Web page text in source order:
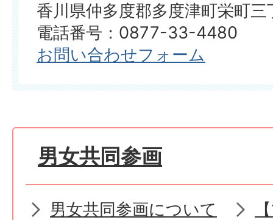
香川県仲多度郡多度津町栄町
電話番号：0877-33-4480
お問い合わせフォーム
男女共同参画
男女共同参画について